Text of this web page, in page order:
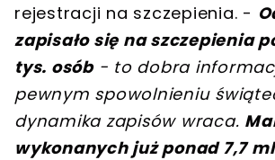
rejestracji na szczepienia. -
zapisało się na szczepienia
tys. osób- to dobra
pewnym spowolnieniu
dynamika zapisów wraca.
wykonanych już ponad 7,7